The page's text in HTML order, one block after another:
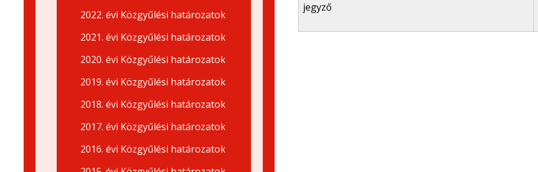
jegyző
2022. évi Közgyűlési határozatok
2021. évi Közgyűlési határozatok
2020. évi Közgyűlési határozatok
2019. évi Közgyűlési határozatok
2018. évi Közgyűlési határozatok
2017. évi Közgyűlési határozatok
2016. évi Közgyűlési határozatok